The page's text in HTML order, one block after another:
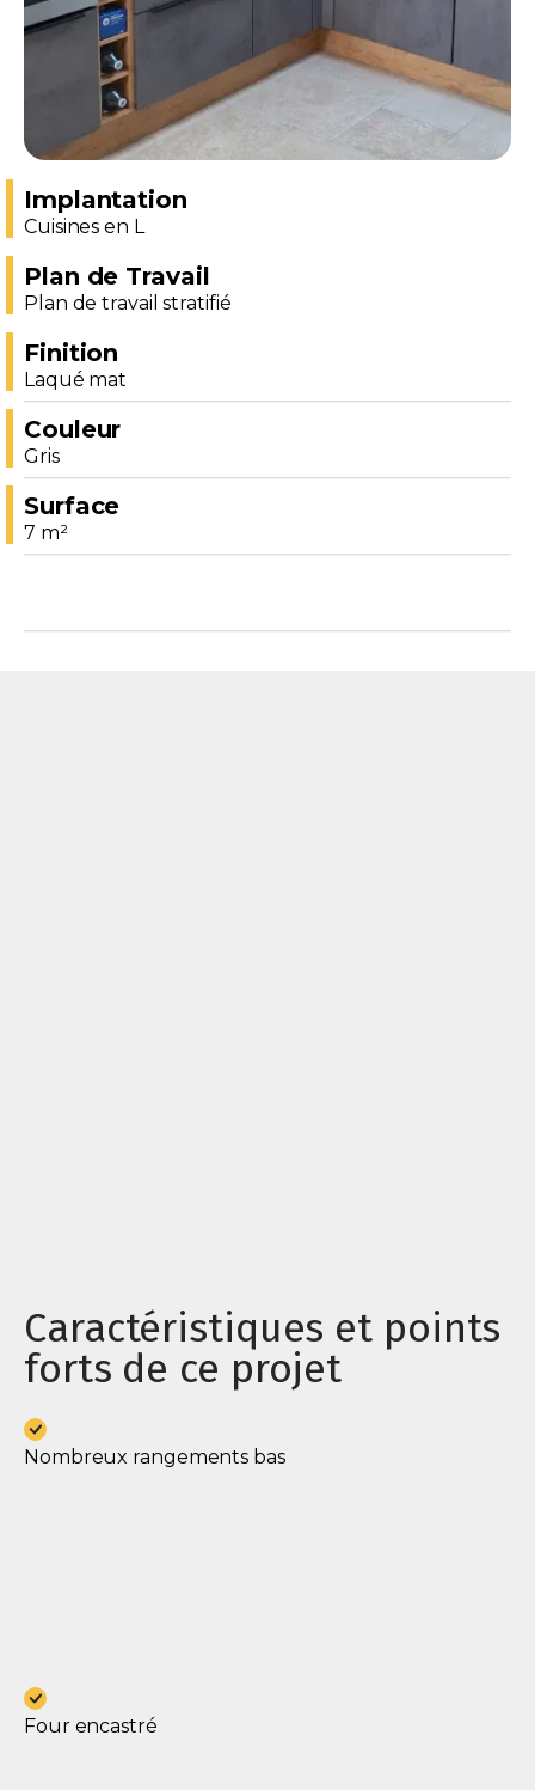
Implantation
Cuisines en L
Plan de Travail
Plan de travail stratifié
Finition
Laqué mat
Couleur
Gris
Surface
7 m²
Caractéristiques et points
forts de ce projet
Nombreux rangements bas
Four encastré